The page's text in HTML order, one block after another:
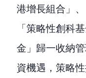
港增長組合」
「策略性創科
金」歸一收納
資機遇，策略